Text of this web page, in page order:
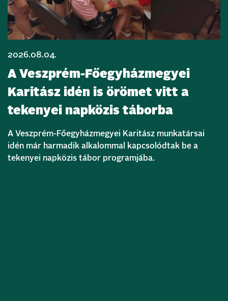
2026.08.04.
A Veszprém-Főegyházmegyei
Karitász idén is örömet vitt a
tekenyei napközis táborba
A Veszprém-Főegyházmegyei Karitász munkatársai
idén már harmadik alkalommal kapcsolódtak be a
tekenyei napközis tábor programjába.